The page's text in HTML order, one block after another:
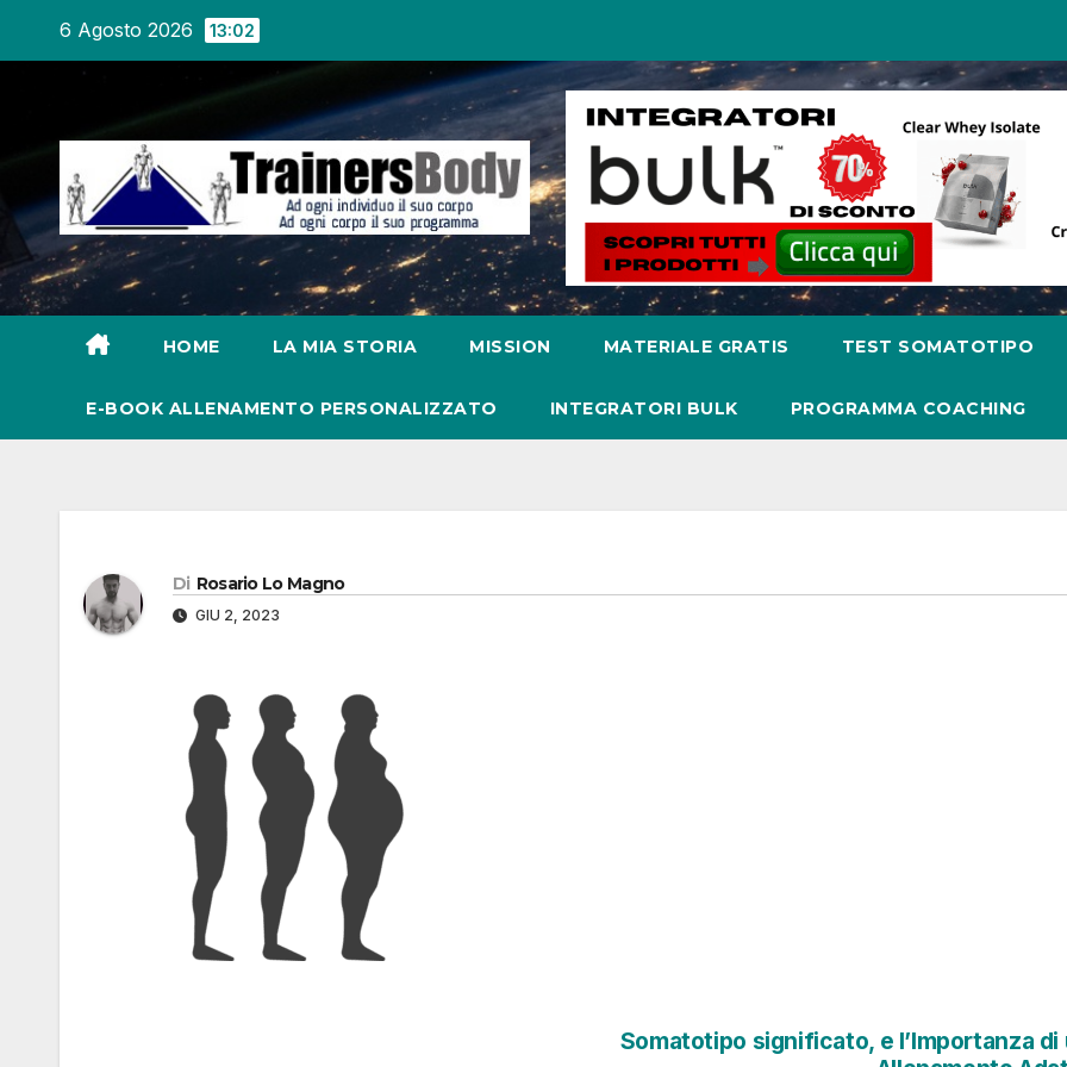
6 Agosto 2026 13:02
HOME LA MIA STORIA MISSION MATERIALE GRATIS TEST SOMATOTIPO
E-BOOK ALLENAMENTO PERSONALIZZATO INTEGRATORI BULK PROGRAMMA COACHING
Di Rosario Lo Magno
GIU 2, 2023
Somatotipo significato, e l’Importanza di